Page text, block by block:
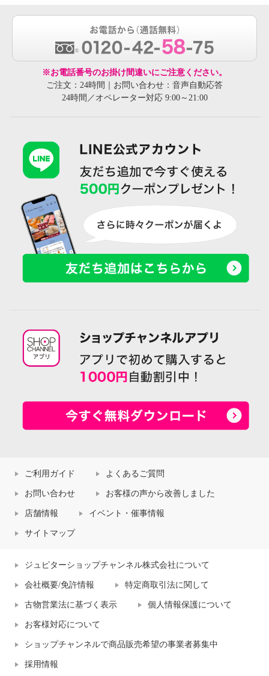
※お電話番号のお掛け間違いにご注意ください。
ご注文：24時間｜お問い合わせ：音声自動応答
24時間／オペレーター対応 9:00～21:00
ご利用ガイド よくあるご質問
お問い合わせ お客様の声から改善しました
店舗情報 イベント・催事情報
サイトマップ
ジュピターショップチャンネル株式会社について
会社概要/免許情報 特定商取引法に関して
古物営業法に基づく表示 個人情報保護について
お客様対応について
ショップチャンネルで商品販売希望の事業者募集中
採用情報